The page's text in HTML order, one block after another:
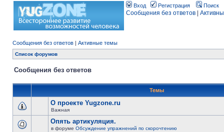
Вход Регистрация Поиск
Сообщения без ответов
Сообщения без ответов | Активные темы
Список форумов
Сообщения без ответов
Темы
О проекте Yugzone.ru
Важная
Опять артикуляция.
в форуме Обсуждение упражнений по скорочтению